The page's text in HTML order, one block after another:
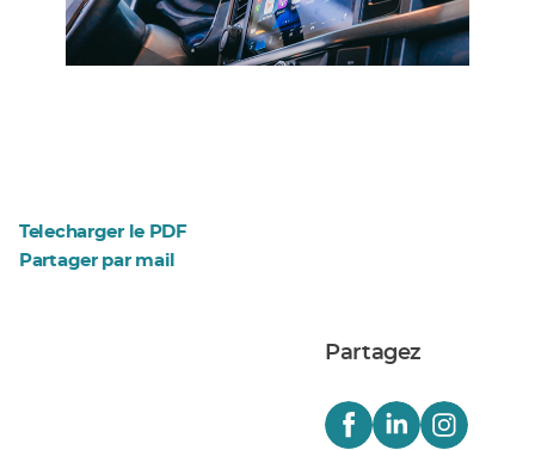
Telecharger le PDF
Partager par mail
Partagez